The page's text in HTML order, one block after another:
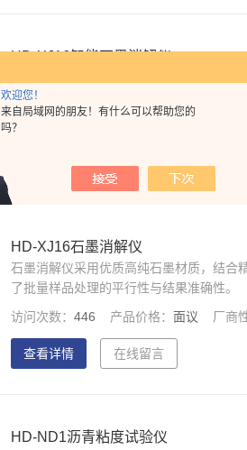
欢迎您！
来自局域网的朋友！有什么可以帮助您的
吗？
HD-XJ16智能石墨消解仪
智能石墨消解仪采用优质高纯石墨材质
保障了批量样品处理的平行性与结果准确性
访问次数：
厂商
查看详情 在线留言
HD-XJ16石墨消解仪
石墨消解仪采用优质高纯石墨材质，结合
了批量样品处理的平行性与结果准确性。
访问次数：446 产品价格：面议 厂商
查看详情 在线留言
HD-ND1沥青粘度试验仪